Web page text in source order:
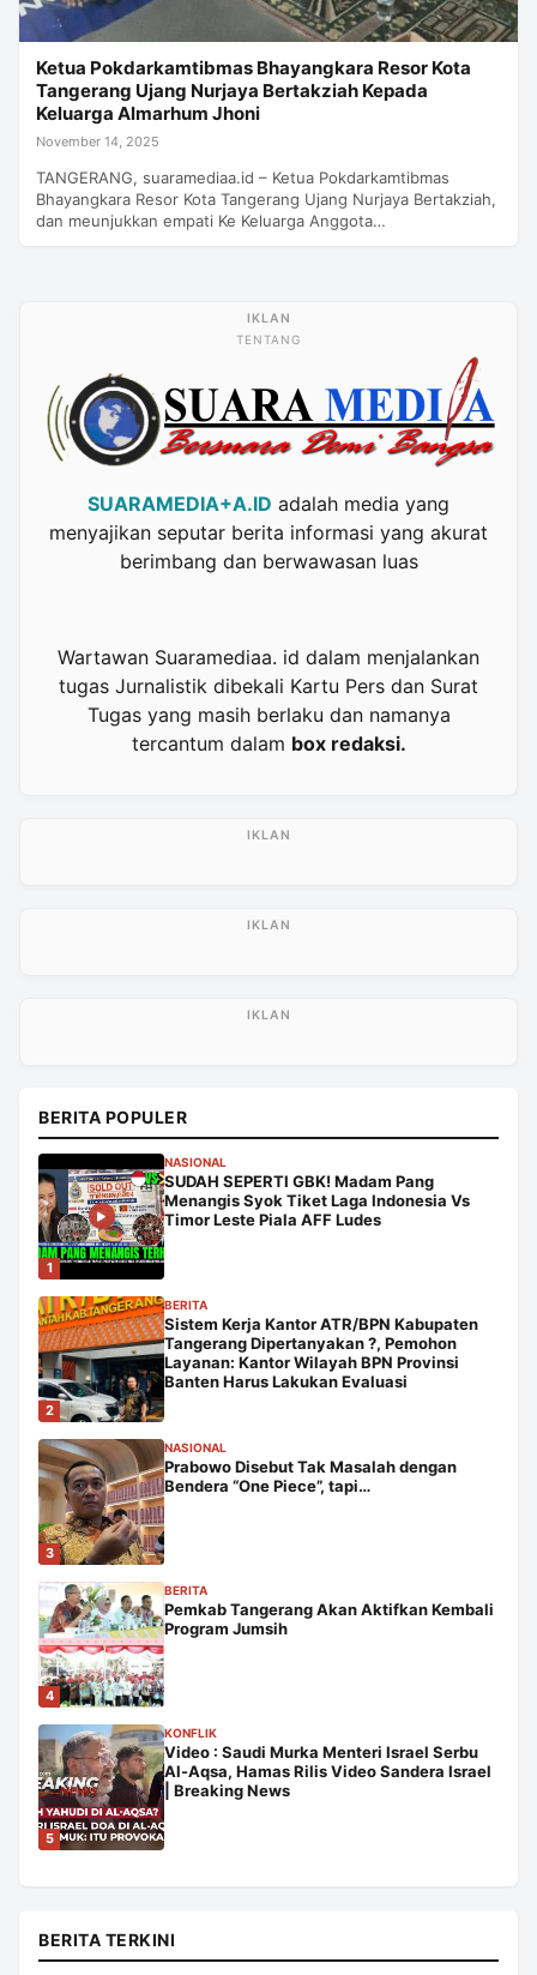
Ketua Pokdarkamtibmas Bhayangkara Resor Kota
Tangerang Ujang Nurjaya Bertakziah Kepada
Keluarga Almarhum Jhoni
November 14, 2025
TANGERANG, suaramediaa.id – Ketua Pokdarkamtibmas
Bhayangkara Resor Kota Tangerang Ujang Nurjaya Bertakziah,
dan meunjukkan empati Ke Keluarga Anggota…
TENTANG
SUARAMEDIA+A.ID adalah media yang
menyajikan seputar berita informasi yang akurat
berimbang dan berwawasan luas
Wartawan Suaramediaa. id dalam menjalankan
tugas Jurnalistik dibekali Kartu Pers dan Surat
Tugas yang masih berlaku dan namanya
tercantum dalam box redaksi.
BERITA POPULER
1
NASIONAL
SUDAH SEPERTI GBK! Madam Pang
Menangis Syok Tiket Laga Indonesia Vs
Timor Leste Piala AFF Ludes
2
BERITA
Sistem Kerja Kantor ATR/BPN Kabupaten
Tangerang Dipertanyakan ?, Pemohon
Layanan: Kantor Wilayah BPN Provinsi
Banten Harus Lakukan Evaluasi
3
NASIONAL
Prabowo Disebut Tak Masalah dengan
Bendera “One Piece”, tapi…
4
BERITA
Pemkab Tangerang Akan Aktifkan Kembali
Program Jumsih
5
KONFLIK
Video : Saudi Murka Menteri Israel Serbu
Al-Aqsa, Hamas Rilis Video Sandera Israel
| Breaking News
BERITA TERKINI